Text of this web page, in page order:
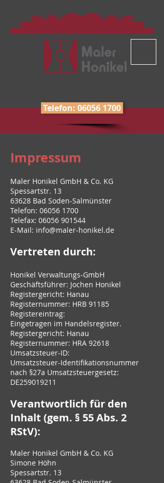
Telefon: 06056 1700
Impressum
Maler Honikel GmbH & Co. KG
Spessartstr. 13
63628 Bad Soden-Salmünster
Telefon: 06056 1700
Telefax: 06056 901544
E-Mail: info@maler-honikel.de
Vertreten durch:
Honikel Verwaltungs-GmbH
Geschäftsführer: Jochen Honikel
Registergericht: Hanau
Registernummer: HRB 91185
Registereintrag:
Eingetragen im Handelsregister.
Registergericht: Hanau
Registernummer: HRA 92618
Umsatzsteuer-ID:
Umsatzsteuer-Identifikationsnummer
nach §27a Umsatzsteuergesetz:
DE259019211
Verantwortlich für den
Inhalt (gem. § 55 Abs. 2
RStV):
Maler Honikel GmbH & Co. KG
Simone Höhn
Spessartstr. 13